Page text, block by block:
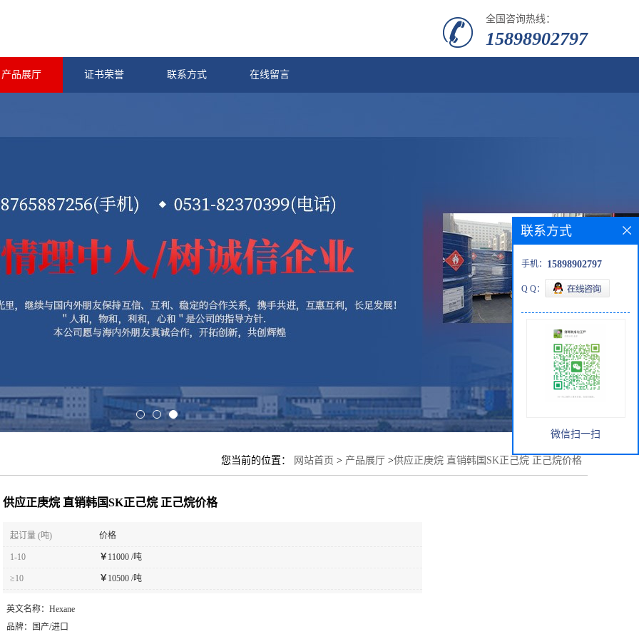
全国咨询热线：
15898902797
产品展厅 证书荣誉 联系方式 在线留言
您当前的位置： 网站首页 > 产品展厅 >供应正庚烷 直销韩国SK正己烷 正己烷价格
供应正庚烷 直销韩国SK正己烷 正己烷价格
起订量 (吨) 价格
1-10 ￥ 11000 /吨
≥10 ￥ 10500 /吨
英文名称： Hexane
品牌：
国产/进口
联系方式
手机： 15898902797
Q Q：
微信扫一扫